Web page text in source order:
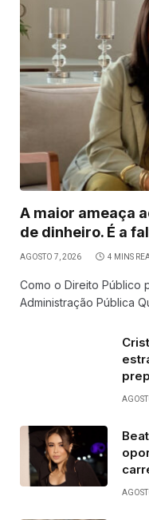
A maior ameaça
de dinheiro. É a
AGOSTO 7, 2026 4 MINS
Como o Direito Público
Administração Pública